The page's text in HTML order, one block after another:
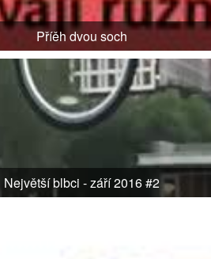
Příěh dvou soch
Největší blbci - září 2016 #2